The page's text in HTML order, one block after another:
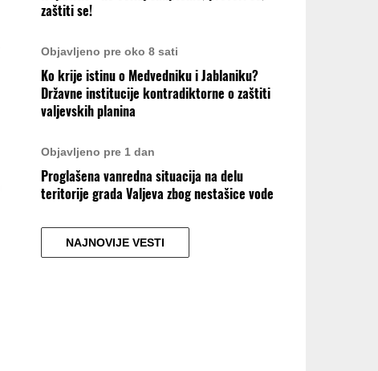
zaštiti se!
Objavljeno pre oko 8 sati
Ko krije istinu o Medvedniku i Jablaniku?
Državne institucije kontradiktorne o zaštiti
valjevskih planina
Objavljeno pre 1 dan
Proglašena vanredna situacija na delu
teritorije grada Valjeva zbog nestašice vode
NAJNOVIJE VESTI